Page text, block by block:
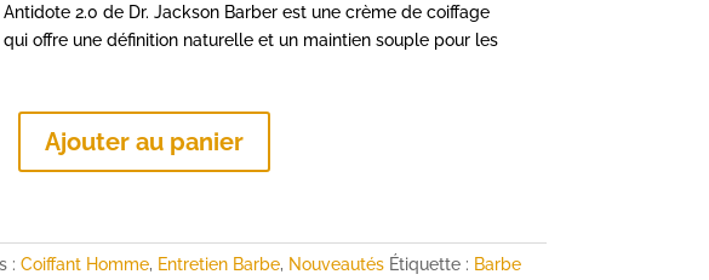
Antidote 2.0 de Dr. Jackson Barber est une crème de coiffage
qui offre une définition naturelle et un maintien souple pour les
Ajouter au panier
: Coiffant Homme, Entretien Barbe, Nouveautés Étiquette : Barbe